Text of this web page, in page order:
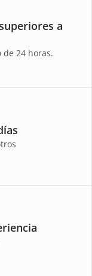
a
de 24 horas.